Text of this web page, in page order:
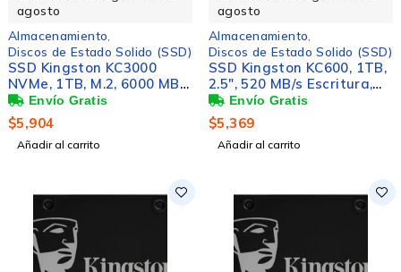
agosto
Almacenamiento
Discos de Estado Solido (SSD)
SSD Kingston KC3000
NVMe, 1TB, M.2, 6000 MB/s
Escritura, 7000 MB/s
Lectura, PCI Express 4.0
$5,904
Añadir al carrito
agosto
Almacenamiento
Discos de Estado Solido (SSD)
SSD Kingston KC600, 1TB,
2.5", 520 MB/s Escritura,
550MB/s Lectura, SATA III
$5,369
Añadir al carrito